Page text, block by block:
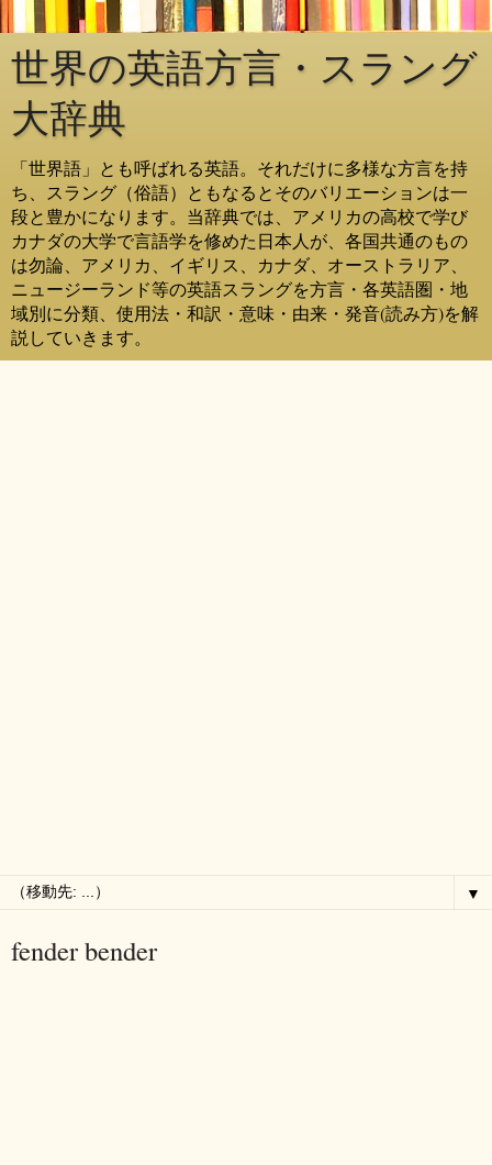
世界の英語方言・スラング
大辞典
「世界語」とも呼ばれる英語。それだけに多様な方言を持
ち、スラング（俗語）ともなるとそのバリエーションは一
段と豊かになります。当辞典では、アメリカの高校で学び
カナダの大学で言語学を修めた日本人が、各国共通のもの
は勿論、アメリカ、イギリス、カナダ、オーストラリア、
ニュージーランド等の英語スラングを方言・各英語圏・地
域別に分類、使用法・和訳・意味・由来・発音(読み方)を解
説していきます。
▼
fender bender